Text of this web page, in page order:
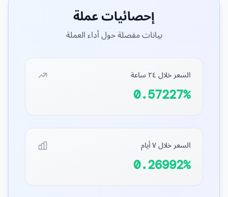
إحصائيات عملة
بيانات مفصلة حول أداء العملة
السعر خلال ٢٤ ساعة
0.57227%
السعر خلال ٧ أيام
0.26992%